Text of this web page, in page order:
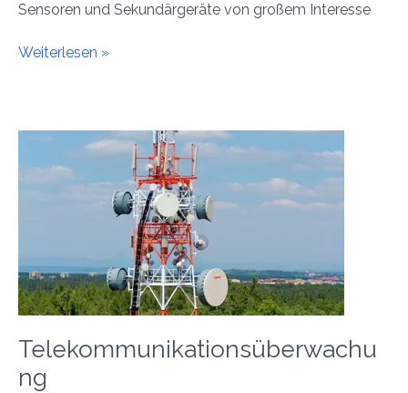
Sensoren und Sekundärgeräte von großem Interesse
Weiterlesen »
Telekommunikationsüberwachu
ng
Telekommunikationsüberwachung